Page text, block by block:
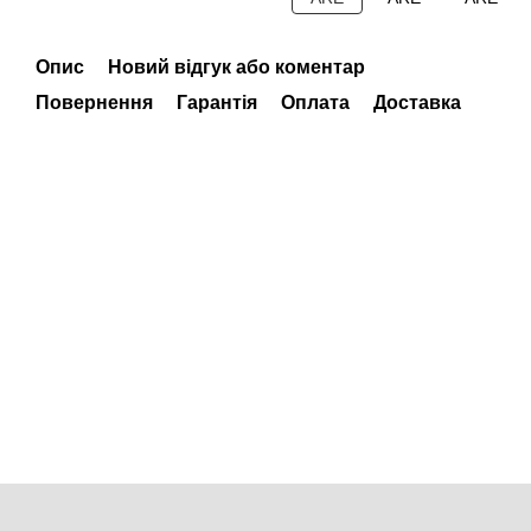
Опис
Новий відгук або коментар
Повернення
Гарантія Оплата Доставка